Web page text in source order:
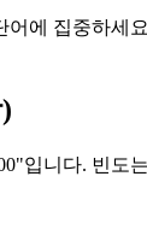
에 집중하세
입니다. 빈도